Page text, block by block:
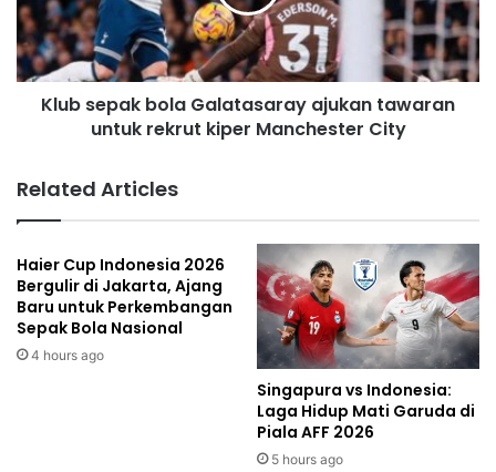
Klub sepak bola Galatasaray ajukan tawaran
untuk rekrut kiper Manchester City
Related Articles
Haier Cup Indonesia 2026
Bergulir di Jakarta, Ajang
Baru untuk Perkembangan
Sepak Bola Nasional
4 hours ago
Singapura vs Indonesia:
Laga Hidup Mati Garuda di
Piala AFF 2026
5 hours ago